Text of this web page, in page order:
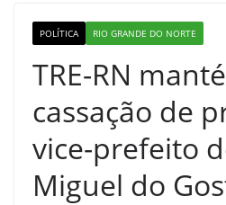
POLÍTICA RIO GRANDE DO NORTE
TRE-RN
cassação de
vice-prefeito
Miguel do